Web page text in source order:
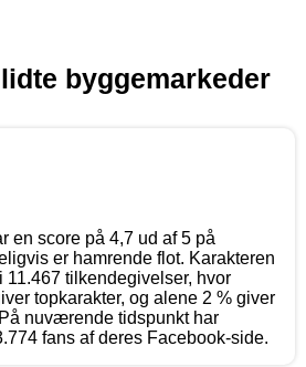
byggemarkeder
en score på 4,7 ud af 5 på
er hamrende flot. Karakteren
11.467 tilkendegivelser, hvor
topkarakter, og alene 2 % giver
nuværende tidspunkt har
fans af deres Facebook-side.